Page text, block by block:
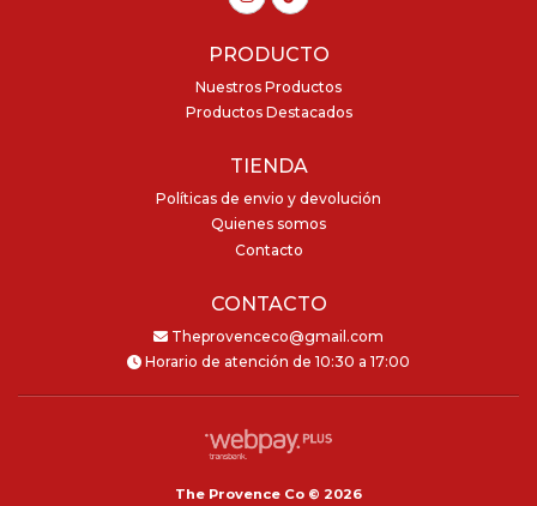
PRODUCTO
Nuestros Productos
Productos Destacados
TIENDA
Políticas de envio y devolución
Quienes somos
Contacto
CONTACTO
Theprovenceco@gmail.com
Horario de atención de 10:30 a 17:00
The Provence Co © 2026